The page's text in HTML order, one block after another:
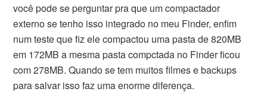
você pode se perguntar pra que um compactador
externo se tenho isso integrado no meu Finder, enfim
num teste que fiz ele compactou uma pasta de 820MB
em 172MB a mesma pasta compctada no Finder ficou
com 278MB. Quando se tem muitos filmes e backups
para salvar isso faz uma enorme diferença.